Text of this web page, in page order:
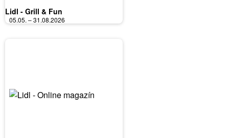
Lidl - Grill & Fun
05.05. – 31.08.2026